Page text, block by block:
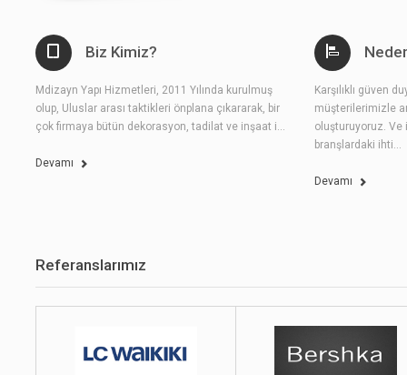
Biz Kimiz?
Mdizayn Yapı Hizmetleri, 2011 Yılında kurulmuş
olup, Uluslar arası taktikleri önplana çıkararak, bir
çok firmaya bütün dekorasyon, tadilat ve inşaat i...
Devamı
Karşılıklı güven
müşterilerimizle
oluşturuyoruz. Ve
branşlardaki ihti...
Devamı
Referanslarımız